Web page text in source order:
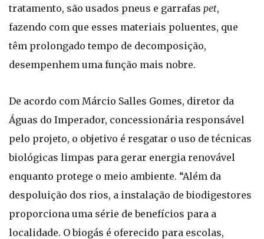
tratamento, são usados pneus e garrafas pet,
fazendo com que esses materiais poluentes, que
têm prolongado tempo de decomposição,
desempenhem uma função mais nobre.
De acordo com Márcio Salles Gomes, diretor da
Águas do Imperador, concessionária responsável
pelo projeto, o objetivo é resgatar o uso de técnicas
biológicas limpas para gerar energia renovável
enquanto protege o meio ambiente. “Além da
despoluição dos rios, a instalação de biodigestores
proporciona uma série de benefícios para a
localidade. O biogás é oferecido para escolas,